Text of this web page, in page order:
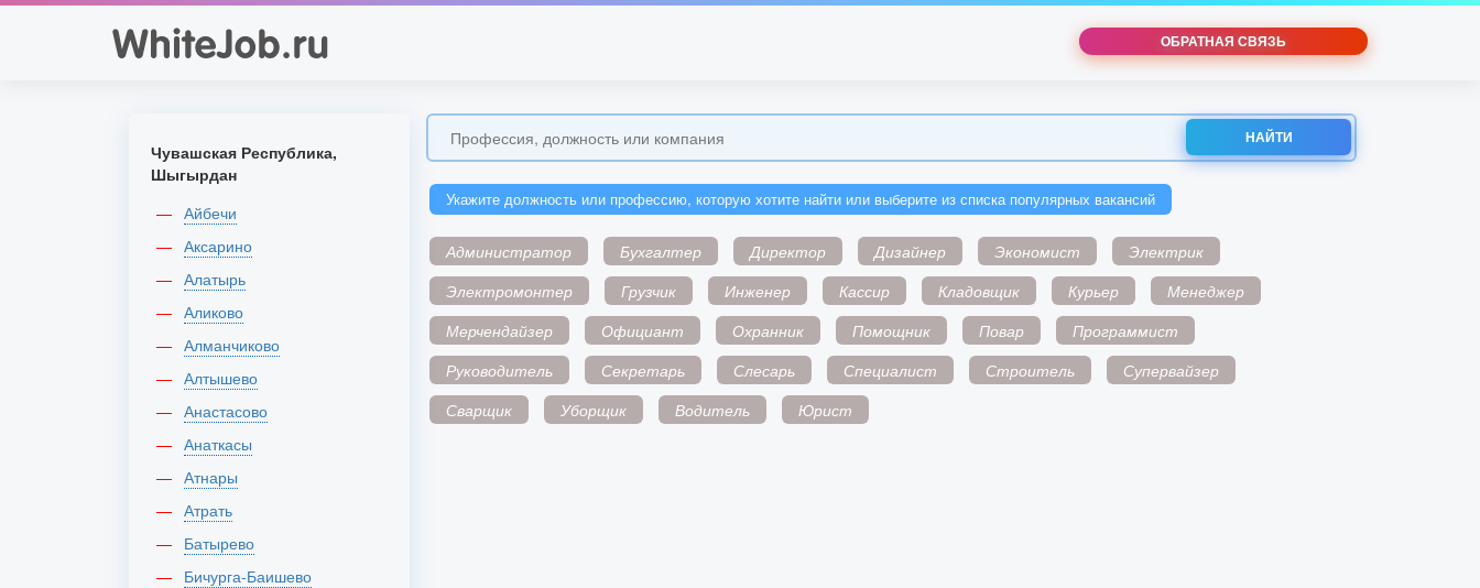
ОБРАТНАЯ СВЯЗЬ
НАЙТИ
Укажите должность или профессию, которую хотите найти или выберите из списка популярных вакансий
Администратор Бухгалтер Директор Дизайнер Экономист
Электрик
Электромонтер
Грузчик Инженер Кассир Кладовщик Курьер
Менеджер
Мерчендайзер
Официант Охранник Помощник Повар
Программист
Руководитель
Секретарь Слесарь Специалист Строитель
Супервайзер
Сварщик
Уборщик Водитель Юрист
Чувашская Республика,
Шыгырдан
Айбечи
Аксарино
Алатырь
Аликово
Алманчиково
Алтышево
Анастасово
Анаткасы
Атнары
Атрать
Батырево
Бичурга-Баишево